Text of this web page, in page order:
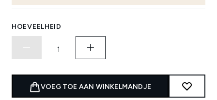
HOEVEELHEID
VOEG TOE AAN WINKELMANDJE